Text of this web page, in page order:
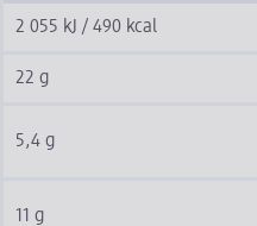
2 055 kJ / 490 kcal
22 g
5,4 g
11 g